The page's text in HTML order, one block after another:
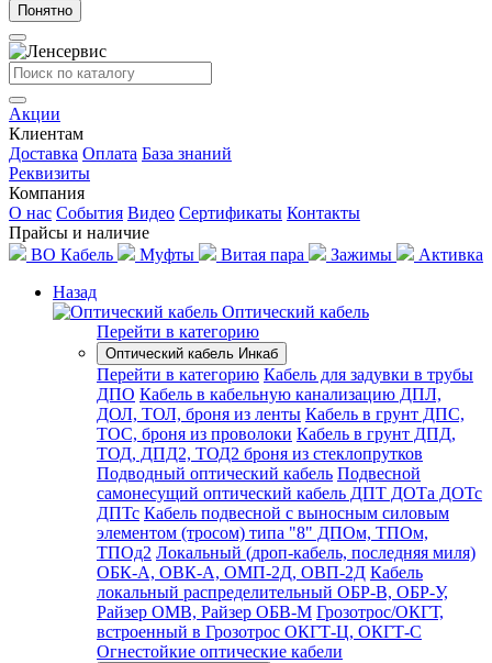
Понятно
Акции
Клиентам
Доставка Оплата База знаний
Реквизиты
Компания
О нас События Видео Сертификаты Контакты
Прайсы и наличие
ВО Кабель
Муфты Витая пара Зажимы
Активка
Назад
Оптический кабель
Перейти в категорию
Оптический кабель Инкаб
Перейти в категорию Кабель для задувки в трубы
ДПО Кабель в кабельную канализацию ДПЛ,
ДОЛ, ТОЛ, броня из ленты Кабель в грунт ДПС,
ТОС, броня из проволоки Кабель в грунт ДПД,
ТОД, ДПД2, ТОД2 броня из стеклопрутков
Подводный оптический кабель Подвесной
самонесущий оптический кабель ДПТ ДОТа ДОТс
ДПТс Кабель подвесной с выносным силовым
элементом (тросом) типа "8" ДПОм, ТПОм,
ТПОд2 Локальный (дроп-кабель, последняя миля)
ОБК-А, ОВК-А, ОМП-2Д, ОВП-2Д Кабель
локальный распределительный ОБР-В, ОБР-У,
Райзер ОМВ, Райзер ОБВ-М Грозотрос/ОКГТ,
встроенный в Грозотрос ОКГТ-Ц, ОКГТ-С
Огнестойкие оптические кабели